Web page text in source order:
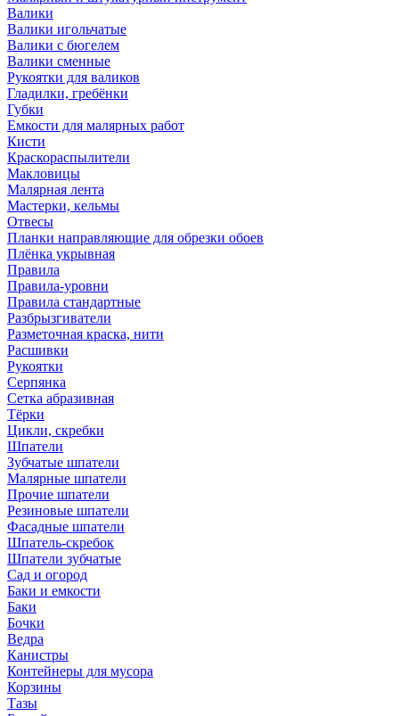
Валики
Валики игольчатые
Валики с бюгелем
Валики сменные
Рукоятки для валиков
Гладилки, гребёнки
Губки
Емкости для малярных работ
Кисти
Краскораспылители
Макловицы
Малярная лента
Мастерки, кельмы
Отвесы
Планки направляющие для обрезки обоев
Плёнка укрывная
Правила
Правила-уровни
Правила стандартные
Разбрызгиватели
Разметочная краска, нити
Расшивки
Рукоятки
Серпянка
Сетка абразивная
Тёрки
Цикли, скребки
Шпатели
Зубчатые шпатели
Малярные шпатели
Прочие шпатели
Резиновые шпатели
Фасадные шпатели
Шпатель-скребок
Шпатели зубчатые
Сад и огород
Баки и емкости
Баки
Бочки
Ведра
Канистры
Контейнеры для мусора
Корзины
Тазы